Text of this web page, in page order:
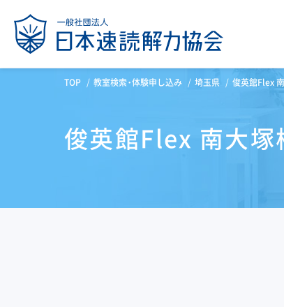
TOP 教室検索・体験申し込み 埼玉県 俊英館Flex
俊英館Flex 南大塚